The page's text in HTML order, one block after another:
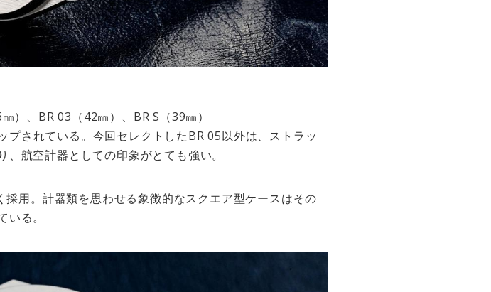
）、BR 03（42㎜）、BR S（39㎜）
されている。今回セレクトしたBR 05以外は、ストラッ
航空計器としての印象がとても強い。
用。計器類を思わせる象徴的なスクエア型ケースはその
る。